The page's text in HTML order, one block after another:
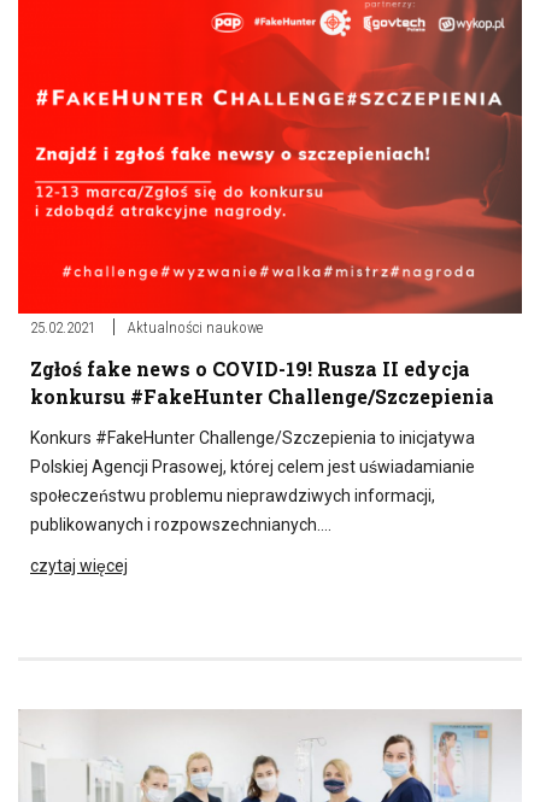
25.02.2021 Aktualności naukowe
Zgłoś fake news o COVID-19! Rusza II edycja
konkursu #FakeHunter Challenge/Szczepienia
Konkurs #FakeHunter Challenge/Szczepienia to inicjatywa
Polskiej Agencji Prasowej, której celem jest uświadamianie
społeczeństwu problemu nieprawdziwych informacji,
publikowanych i rozpowszechnianych….
czytaj więcej